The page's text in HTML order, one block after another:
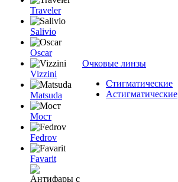
Traveler
Salivio
Oscar
Vizzini
Matsuda
Мост
Fedrov
Favarit
Очковые линзы
Стигматические
Астигматические